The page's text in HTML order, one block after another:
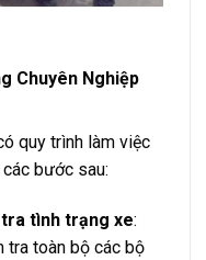
Chuyên Nghiệp
quy trình làm việc
bước sau:
tình trạng xe:
tra toàn bộ các bộ